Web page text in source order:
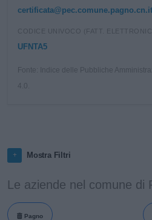
certificata@pec.comune.pagno.cn.it
CODICE UNIVOCO (FATT.
UFNTA5
Fonte: Indice delle Pubbliche
Mostra Filtri
Le aziende nel comune di
Pagno